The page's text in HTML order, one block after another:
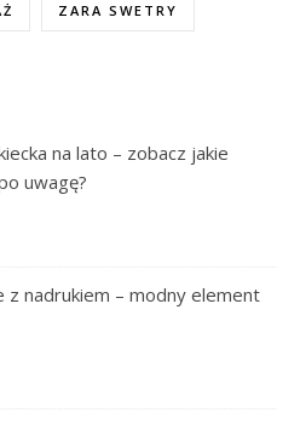
ZARA SWETRY
na lato – zobacz jakie
uwagę?
z nadrukiem – modny element